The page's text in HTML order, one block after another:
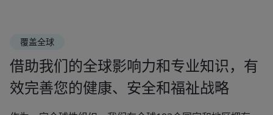
覆盖全球
借助我们的全球影响力和专业知识，有
效完善您的健康、安全和福祉战略